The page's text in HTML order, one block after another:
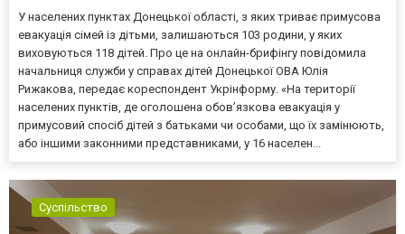
У населених пунктах Донецької області, з яких триває примусова
евакуація сімей із дітьми, залишаються 103 родини, у яких
виховуються 118 дітей. Про це на онлайн-брифінгу повідомила
начальниця служби у справах дітей Донецької ОВА Юлія
Рижакова, передає кореспондент Укрінформу. «На території
населених пунктів, де оголошена обов’язкова евакуація у
примусовий спосіб дітей з батьками чи особами, що їх замінюють,
або іншими законними представниками, у 16 населен...
Суспільство